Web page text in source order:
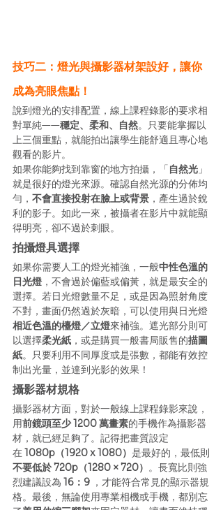
技巧二：燈光與攝影器材架設好，讓你
成為亮眼焦點！
說到燈光的安排配置，線上課程錄影的要求相
對單純——穩定、柔和、自然。只要能掌握以
上三個重點，就能拍出讓學生能舒適且專心地
觀看的影片。
如果你能夠找到靠窗的地方拍攝，「自然光 」
就是很好的燈光來源。確認自然光源的分佈均
勻， 不會直接投射在臉上或背景 ，產生過於銳
利的影子。如此一來，被攝者在影片中就能顯
得明亮，卻不過於刺眼。
拍攝燈具選擇
如果你需要人工的燈光補強，一般中性色溫的
日光燈 ，不會過於偏藍或偏黃，就是最安全的
選擇。若日光燈數量不足，或是因為照射角度
不對，畫面仍然過於灰暗，可以使用與日光燈
相近色溫的檯燈／立燈來補強。遮光部分則可
以選擇柔光紙 ，或是購買一般書局販售的描圖
紙。只要利用不同厚度或是張數，都能有效控
制出光量，並達到光影的效果！
攝影器材規格
攝影器材方面，對於一般線上課程錄影來說，
用前鏡頭至少 1200 萬畫素的手機作為攝影器
材，就已經足夠了。記得把畫質設定
在 1080p（1920 x 1080） 是最好的，最低則
不要低於 720p（1280 × 720） 。長寬比則強
烈建議設為 16：9 ，才能符合常見的顯示器規
格。最後，無論使用專業相機或手機，都別忘